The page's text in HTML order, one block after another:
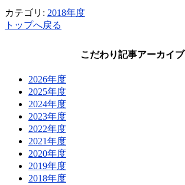
カテゴリ: 2018年度
トップへ戻る
こだわり記事アーカイブ
2026年度
2025年度
2024年度
2023年度
2022年度
2021年度
2020年度
2019年度
2018年度